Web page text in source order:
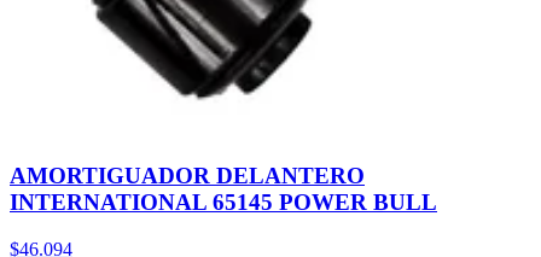
AMORTIGUADOR DELANTERO
INTERNATIONAL 65145 POWER BULL
$46.094